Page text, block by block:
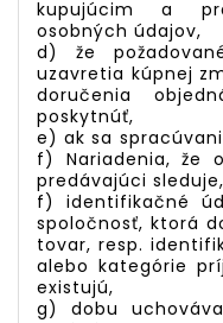
kupujúcim a
osobných údajov,
d) že
uzavretia kúpnej
doručenia
poskytnúť,
e) ak sa
f) Nariadenia, že
predávajúci
f) identifikačné
spoločnosť, ktorá
tovar, resp.
alebo kategórie
existujú,
g) dobu